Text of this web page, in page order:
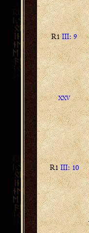
R1III: 9
XXV
R1III: 10